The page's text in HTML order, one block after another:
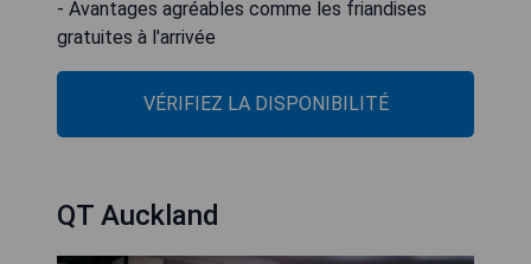
- Avantages agréables comme les friandises
gratuites à l'arrivée
VÉRIFIEZ LA DISPONIBILITÉ
QT Auckland